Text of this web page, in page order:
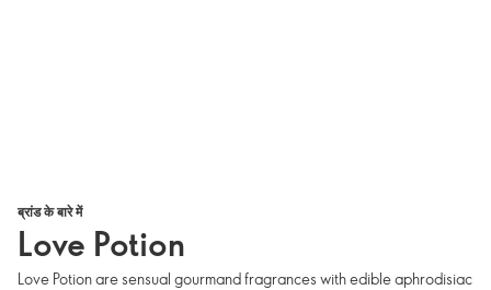
ब्रांड के बारे में
Love Potion
Love Potion are sensual gourmand fragrances with edible aphrodisiac